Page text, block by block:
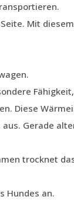
Mit
Diese
Gerade
trocknet
Hundes an.